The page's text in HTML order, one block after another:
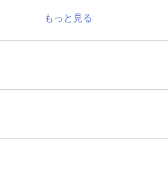
もっと見る